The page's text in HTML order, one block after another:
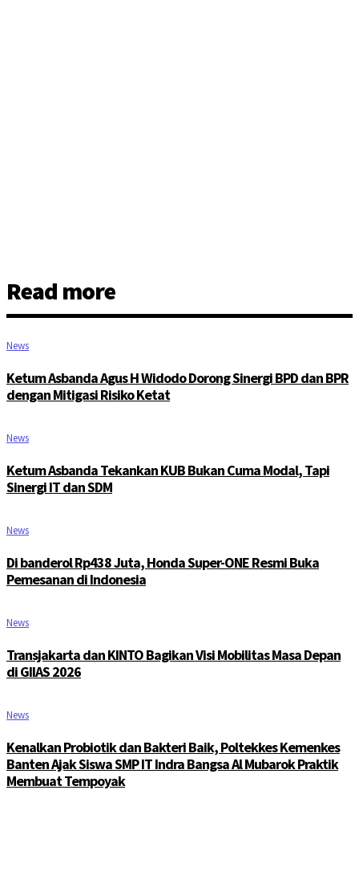
Read more
News
Ketum Asbanda Agus H Widodo Dorong Sinergi BPD dan BPR
dengan Mitigasi Risiko Ketat
News
Ketum Asbanda Tekankan KUB Bukan Cuma Modal, Tapi
Sinergi IT dan SDM
News
Di banderol Rp438 Juta, Honda Super-ONE Resmi Buka
Pemesanan di Indonesia
News
Transjakarta dan KINTO Bagikan Visi Mobilitas Masa Depan
di GIIAS 2026
News
Kenalkan Probiotik dan Bakteri Baik, Poltekkes Kemenkes
Banten Ajak Siswa SMP IT Indra Bangsa Al Mubarok Praktik
Membuat Tempoyak